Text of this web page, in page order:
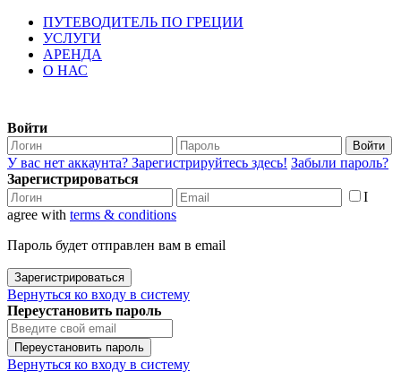
ПУТЕВОДИТЕЛЬ ПО ГРЕЦИИ
УСЛУГИ
АРЕНДА
О НАС
Войти
Войти
У вас нет аккаунта? Зарегистрируйтесь здесь! Забыли пароль?
Зарегистрироваться
I
agree with terms & conditions
Пароль будет отправлен вам в email
Зарегистрироваться
Вернуться ко входу в систему
Переустановить пароль
Переустановить пароль
Вернуться ко входу в систему